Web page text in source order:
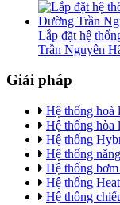
Lắp đặt hệ
Trần Nguyên
Giải pháp
Hệ thống hoà
Hệ thống hòa
Hệ thống
Hệ thống
Hệ thống
Hệ thống
Hệ thống